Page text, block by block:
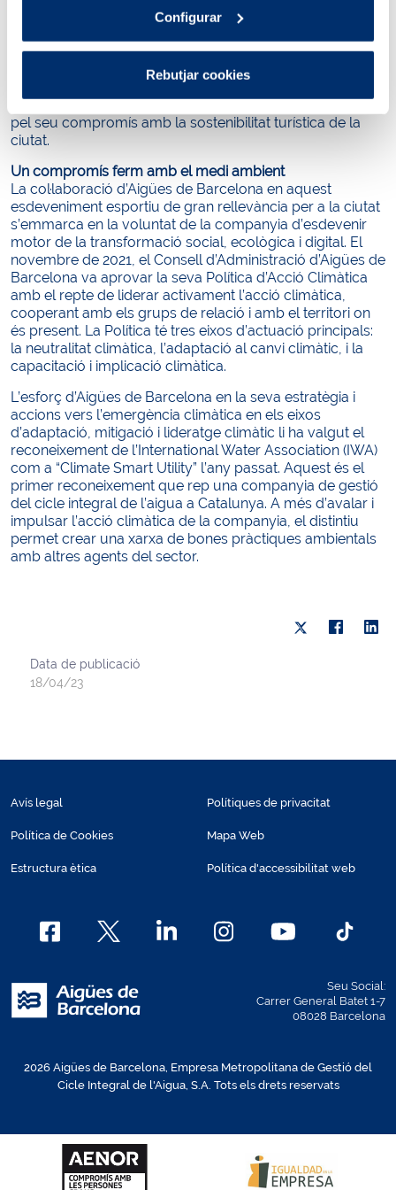
Configurar
Rebutjar cookies
classificació dels residus, impulsar la mobilitat sostenible,
compostables i disposar d’una il·luminació LED de baix
consum, entre d’altres. Per tot això, el torneig va rebre el
2018 el certificat ISO 20121 de gestió d’esdeveniments
sostenibles, així com la distinció de Barcelona Biosphere
pel seu compromís amb la sostenibilitat turística de la
ciutat.
Un compromís ferm amb el medi ambient
La col·laboració d’Aigües de Barcelona en aquest
esdeveniment esportiu de gran rellevància per a la ciutat
s’emmarca en la voluntat de la companyia d’esdevenir
motor de la transformació social, ecològica i digital. El
novembre de 2021, el Consell d’Administració d’Aigües de
Barcelona va aprovar la seva Política d’Acció Climàtica
amb el repte de liderar activament l’acció climàtica,
cooperant amb els grups de relació i amb el territori on
és present. La Política té tres eixos d’actuació principals:
la neutralitat climàtica, l’adaptació al canvi climàtic, i la
capacitació i implicació climàtica.
L’esforç d’Aigües de Barcelona en la seva estratègia i
accions vers l’emergència climàtica en els eixos
d’adaptació, mitigació i lideratge climàtic li ha valgut el
reconeixement de l’International Water Association (IWA)
com a “Climate Smart Utility” l’any passat. Aquest és el
primer reconeixement que rep una companyia de gestió
del cicle integral de l’aigua a Catalunya. A més d’avalar i
impulsar l’acció climàtica de la companyia, el distintiu
permet crear una xarxa de bones pràctiques ambientals
amb altres agents del sector.
Data de publicació
18/04/23
Avís legal
Política de Cookies
Estructura ètica
Polítiques de privacitat
Mapa Web
Política d'accessibilitat web
Seu Social:
Carrer General Batet 1-7
08028 Barcelona
2026 Aigües de Barcelona, Empresa Metropolitana de Gestió del
Cicle Integral de l'Aigua, S.A. Tots els drets reservats